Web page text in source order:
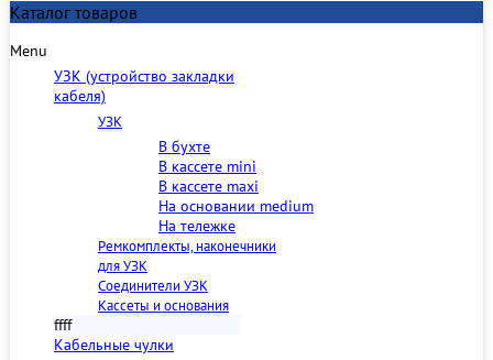
Каталог товаров
Menu
УЗК (устройство закладки
кабеля)
УЗК
В бухте
В кассете mini
В кассете maxi
На основании medium
На тележке
Ремкомплекты, наконечники
для УЗК
Соединители УЗК
Кассеты и основания
ffff
Кабельные чулки